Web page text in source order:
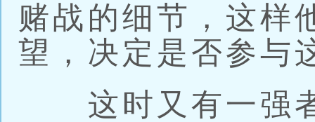
赌战的细节，这样
望，决定是否参与
这时又有一强者